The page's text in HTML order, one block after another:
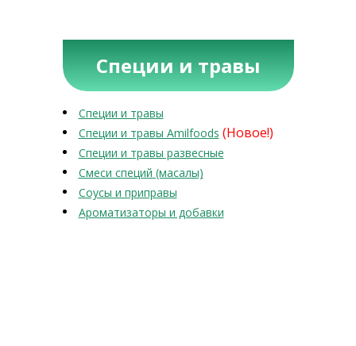
Специи и травы
Специи и травы
Специи и травы Amilfoods (Новое!)
Специи и травы развесные
Смеси специй (масалы)
Соусы и приправы
Ароматизаторы и добавки